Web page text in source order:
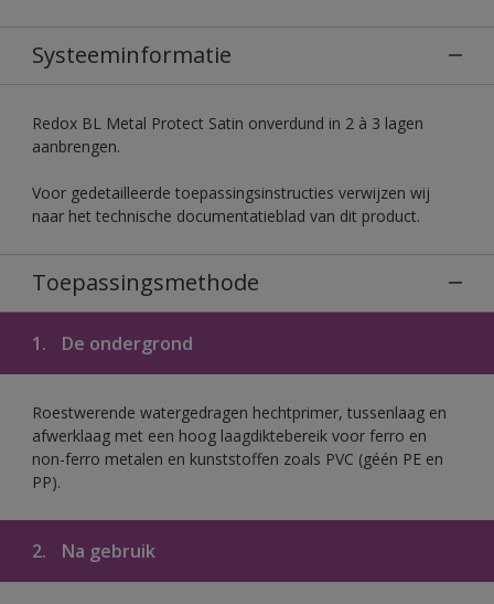
Systeeminformatie
Redox BL Metal Protect Satin onverdund in 2 à 3 lagen
aanbrengen.
Voor gedetailleerde toepassingsinstructies verwijzen wij
naar het technische documentatieblad van dit product.
Toepassingsmethode
1. De ondergrond
Roestwerende watergedragen hechtprimer, tussenlaag en
afwerklaag met een hoog laagdiktebereik voor ferro en
non-ferro metalen en kunststoffen zoals PVC (géén PE en
PP).
2. Na gebruik